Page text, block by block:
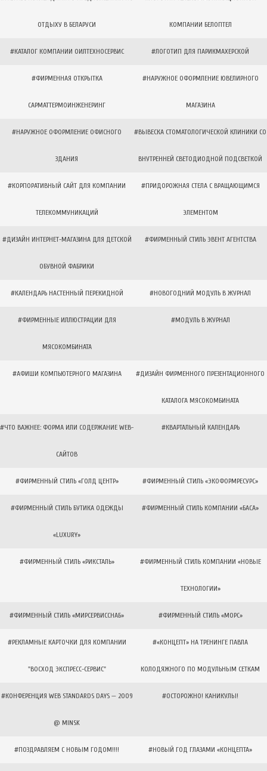
ОТДЫХУ В БЕЛАРУСИ КОМПАНИИ БЕЛОПТЕЛ
#КАТАЛОГ КОМПАНИИ ОИЛТЕХНОСЕРВИС #ЛОГОТИП ДЛЯ ПАРИКМАХЕРСКОЙ
#ФИРМЕННАЯ ОТКРЫТКА
САРМАТТЕРМОИНЖЕНЕРИНГ
#НАРУЖНОЕ ОФОРМЛЕНИЕ ЮВЕЛИРНОГО
МАГАЗИНА
#НАРУЖНОЕ ОФОРМЛЕНИЕ ОФИСНОГО
ЗДАНИЯ
#ВЫВЕСКА СТОМАТОЛОГИЧЕСКОЙ КЛИНИКИ СО
ВНУТРЕННЕЙ СВЕТОДИОДНОЙ ПОДСВЕТКОЙ
#КОРПОРАТИВНЫЙ САЙТ ДЛЯ КОМПАНИИ
ТЕЛЕКОММУНИКАЦИЙ
#ПРИДОРОЖНАЯ СТЕЛА С ВРАЩАЮЩИМСЯ
ЭЛЕМЕНТОМ
#ДИЗАЙН ИНТЕРНЕТ-МАГАЗИНА ДЛЯ ДЕТСКОЙ
ОБУВНОЙ ФАБРИКИ
#ФИРМЕННЫЙ СТИЛЬ ЭВЕНТ АГЕНТСТВА
#КАЛЕНДАРЬ НАСТЕННЫЙ ПЕРЕКИДНОЙ #НОВОГОДНИЙ МОДУЛЬ В ЖУРНАЛ
#ФИРМЕННЫЕ ИЛЛЮСТРАЦИИ ДЛЯ
МЯСОКОМБИНАТА
#МОДУЛЬ В ЖУРНАЛ
#АФИШИ КОМПЬЮТЕРНОГО МАГАЗИНА #ДИЗАЙН ФИРМЕННОГО ПРЕЗЕНТАЦИОННОГО
КАТАЛОГА МЯСОКОМБИНАТА
#ЧТО ВАЖНЕЕ: ФОРМА ИЛИ СОДЕРЖАНИЕ WEB-
САЙТОВ
#КВАРТАЛЬНЫЙ КАЛЕНДАРЬ
#ФИРМЕННЫЙ СТИЛЬ «ГОЛД ЦЕНТР» #ФИРМЕННЫЙ СТИЛЬ «ЭКОФОРМРЕСУРС»
#ФИРМЕННЫЙ СТИЛЬ БУТИКА ОДЕЖДЫ
«LUXURY»
#ФИРМЕННЫЙ СТИЛЬ КОМПАНИИ «БАСА»
#ФИРМЕННЫЙ СТИЛЬ «РИКСТАЛЬ» #ФИРМЕННЫЙ СТИЛЬ КОМПАНИИ «НОВЫЕ
ТЕХНОЛОГИИ»
#ФИРМЕННЫЙ СТИЛЬ «МИРСЕРВИССНАБ» #ФИРМЕННЫЙ СТИЛЬ «МОРС»
#РЕКЛАМНЫЕ КАРТОЧКИ ДЛЯ КОМПАНИИ
"ВОСХОД ЭКСПРЕСС-СЕРВИС"
#«КОНЦЕПТ» НА ТРЕНИНГЕ ПАВЛА
КОЛОДЯЖНОГО ПО МОДУЛЬНЫМ СЕТКАМ
#КОНФЕРЕНЦИЯ WEB STANDARDS DAYS — 2009
@ MINSK
#ОСТОРОЖНО! КАНИКУЛЫ!
#ПОЗДРАВЛЯЕМ С НОВЫМ ГОДОМ!!!! #НОВЫЙ ГОД ГЛАЗАМИ «КОНЦЕПТА»